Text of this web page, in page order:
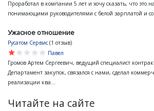
Проработал в компании 5 лет и хочу сказать, что это
понимающими руководителями с белой зарплатой и
Ужасное отношение
Русатом Сервис (1 отзыв)
star
star
star
star
star
Павел
Громов Артем Сергеевич, ведущий специалист
Департамент закупок, связался с нами, сделал
реализации ква...
Читайте на сайте